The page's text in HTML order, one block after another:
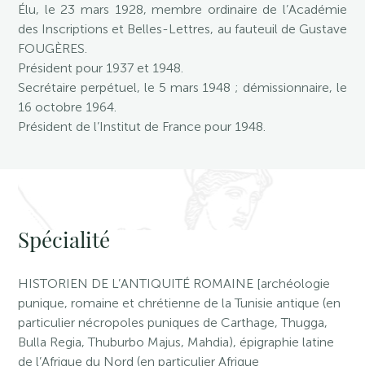
Élu, le 23 mars 1928, membre ordinaire de l’Académie
des Inscriptions et Belles-Lettres, au fauteuil de Gustave
FOUGÈRES.
Président pour 1937 et 1948.
Secrétaire perpétuel, le 5 mars 1948 ; démissionnaire, le
16 octobre 1964.
Président de l’Institut de France pour 1948.
Spécialité
HISTORIEN DE L’ANTIQUITÉ ROMAINE [archéologie
punique, romaine et chrétienne de la Tunisie antique (en
particulier nécropoles puniques de Carthage, Thugga,
Bulla Regia, Thuburbo Majus, Mahdia), épigraphie latine
de l’Afrique du Nord (en particulier Afrique